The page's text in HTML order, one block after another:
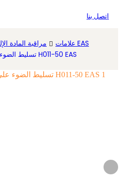
اتصل بنا
مراقبة المادة
علامات EAS
تسليط الضوء على العلامة الصلبة المستديرة H011-50 EAS